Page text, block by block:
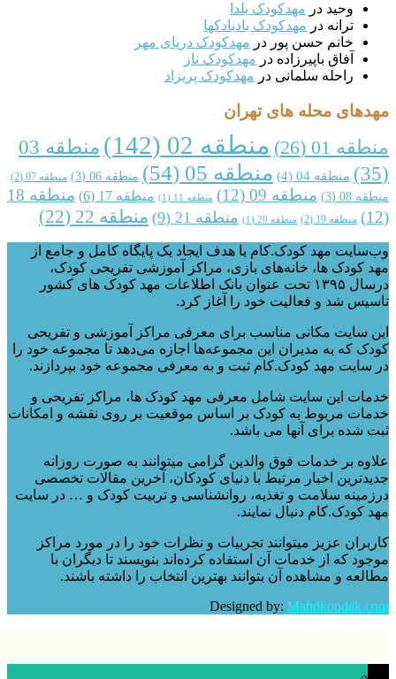
وحید درمهدکودک یلدا
ترانه
درمهدکودک بادبادکها
خانم حسن پوردرمهدکودک دریای مهر
آفاق باپیرزاده درمهدکودک ناز
راحله سلمانیدرمهدکودک پریزاد
محله های تهران
01
(26) منطقه 02 (142) منطقه 03
منطقه 04 (4) منطقه 05 (54) منطقه 06 (3) منطقه 07 (2)
08
(3) منطقه 09 (12) منطقه 11 (1) منطقه 17 (6) منطقه 18
منطقه 19 (2) منطقه 20 (1) منطقه 21 (9) منطقه 22 (22)
مهد کودک.کام با هدف ایجاد یک پایگاه کامل و جامع از
کودک ها، خانه‌های بازی، مراکز آموزشی تفریحی کودک،
درسال ۱۳۹۵ تحت عنوان بانک اطلاعات مهد کودک های کشور
شد و فعالیت خود را آغاز کرد.
سایت مکانی مناسب برای معرفی مراکز آموزشی و تفریحی
که به مدیران این مجموعه‌ها اجازه می‌دهد تا مجموعه خود را
مهد کودک.کام ثبت و به معرفی مجموعه خود بپردازند.
این سایت شامل معرفی مهد کودک ها، مراکز تفریحی و
مربوط به کودک بر اساس موقعیت بر روی نقشه و امکانات
شده برای آنها می باشد.
بر خدمات فوق والدین گرامی میتوانند به صورت روزانه
اخبار مرتبط با دنیای کودکان، آخرین مقالات تخصصی
سلامت و تغذیه، روانشناسی و تربیت کودک و … در سایت
دنبال نمایند.
عزیز میتوانند تجربیات و نظرات خود را در مورد مراکز
که از خدمات آن استفاده کرده‌اند بنویسند تا دیگران با
و مشاهده آن بتوانند بهترین انتخاب را داشته باشند.
Designed by: